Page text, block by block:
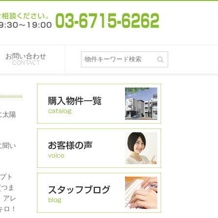
お問い合わせ
CONTACT
太陽
聞い
ト
ま
アレ
！